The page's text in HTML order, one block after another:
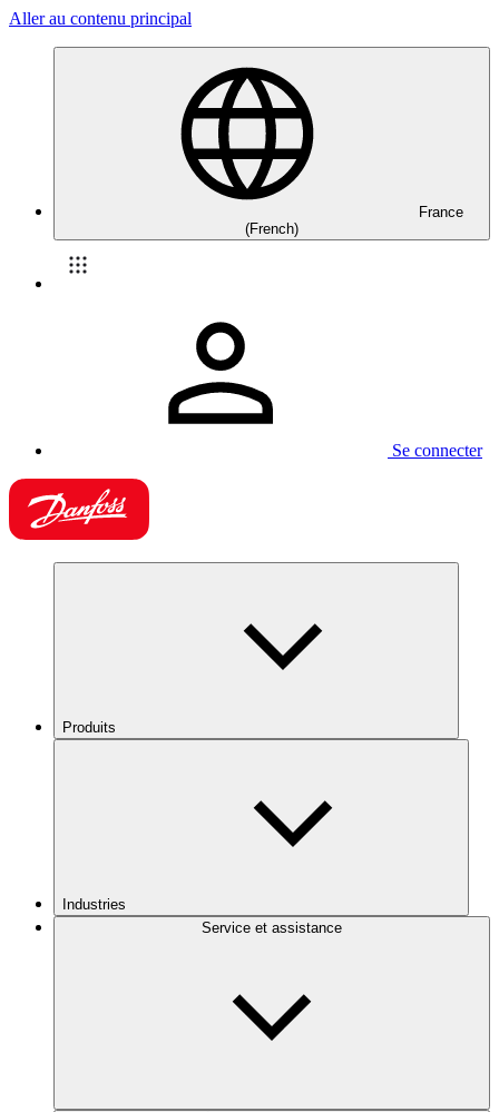
Aller au contenu principal
France
(French)
Se connecter
Produits
Industries
Service et assistance